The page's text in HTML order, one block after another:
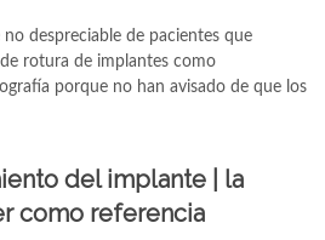
despreciable de pacientes que
rotura de implantes como
porque no han avisado de que los
del implante | la
como referencia